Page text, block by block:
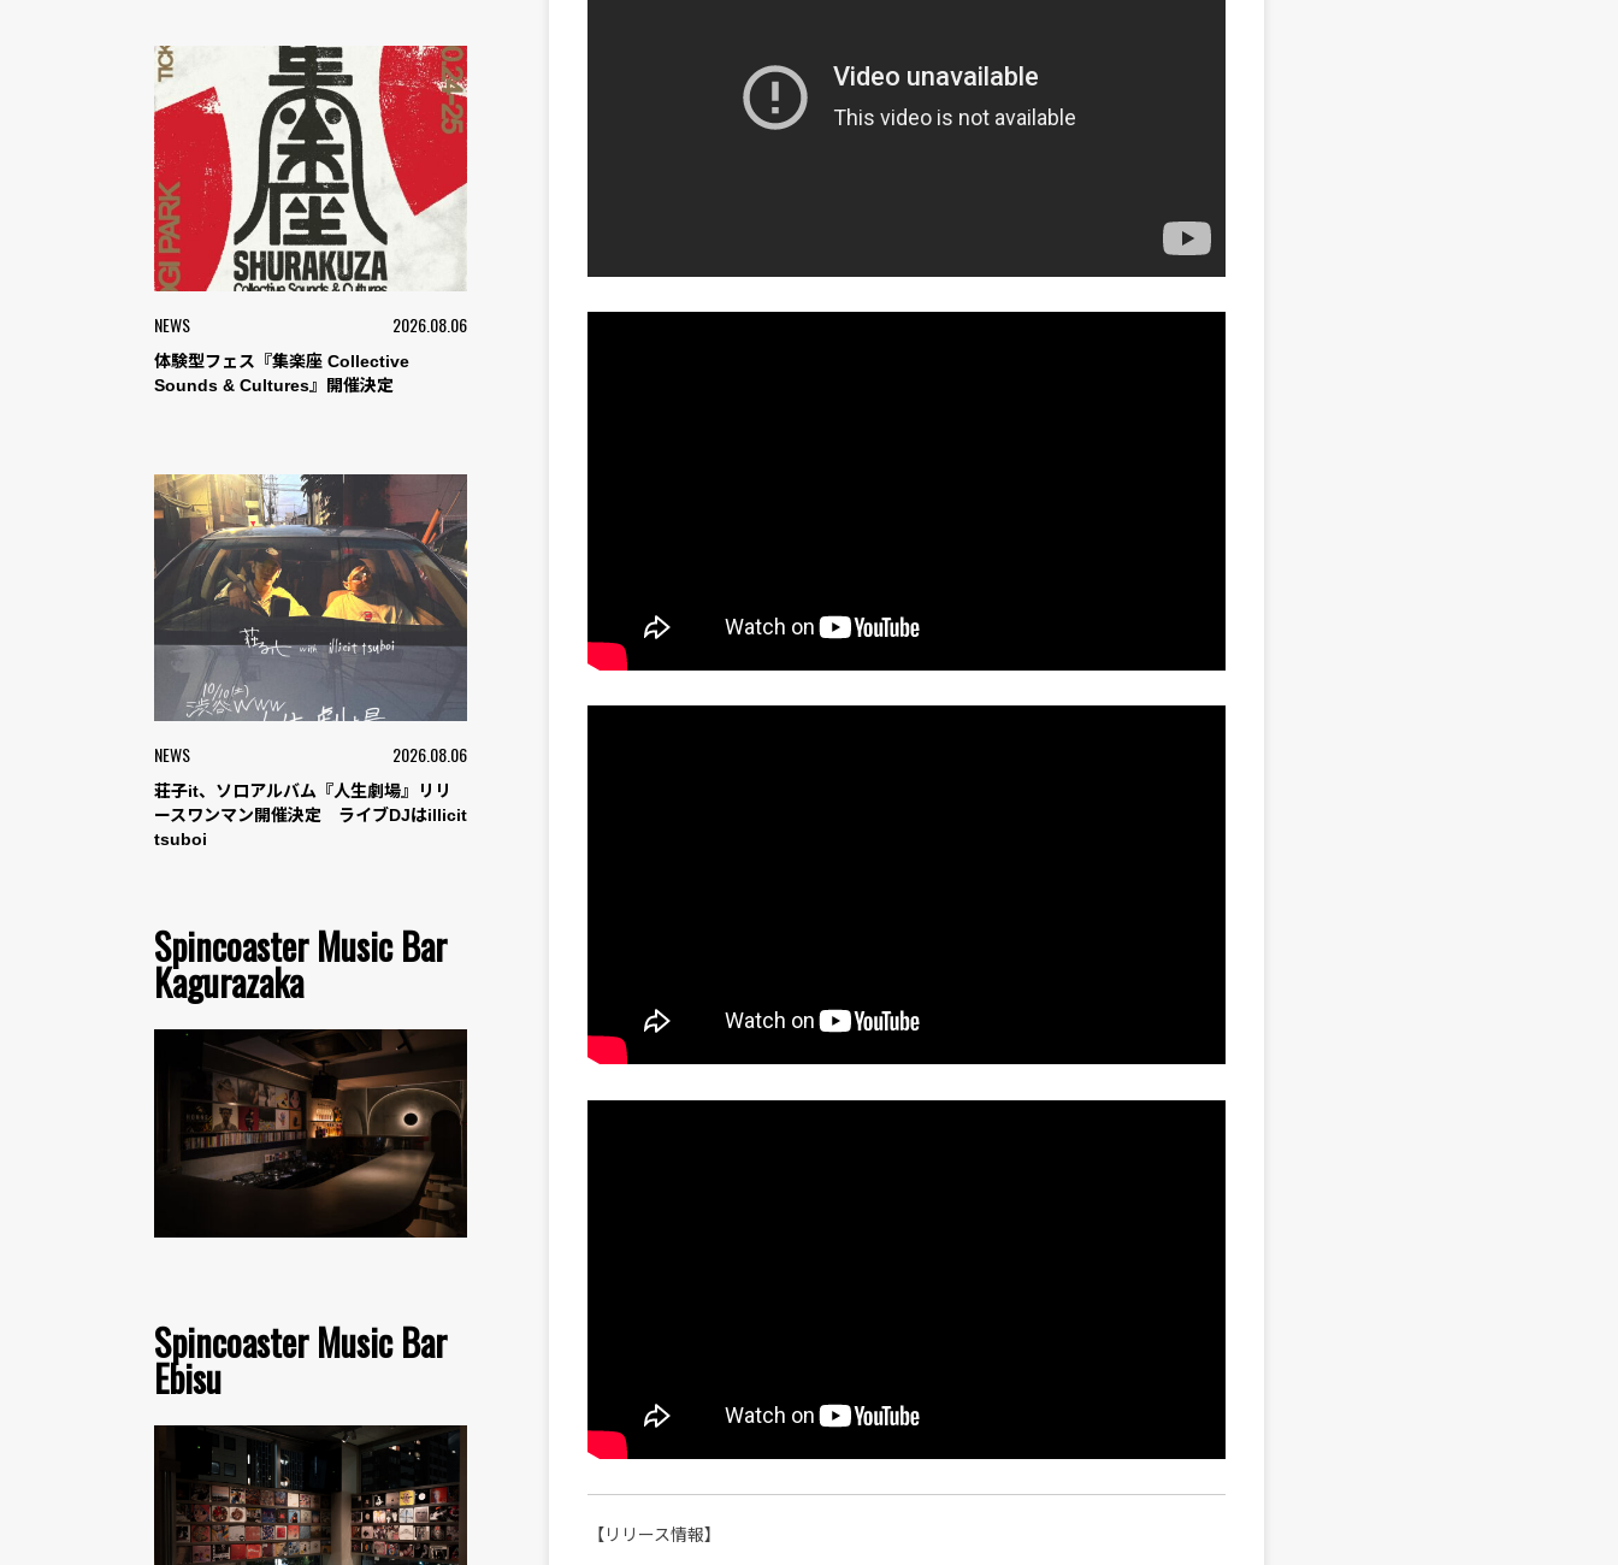
NEWS 2026.08.06
体験型フェス『集楽座 Collective
Sounds & Cultures』開催決定
NEWS 2026.08.06
荘子it、ソロアルバム『人生劇場』リリ
ースワンマン開催決定 ライブDJはillicit
tsuboi
Spincoaster Music Bar
Kagurazaka
Spincoaster Music Bar
Ebisu
【リリース情報】